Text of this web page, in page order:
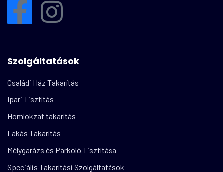
Szolgáltatások
Családi Ház Takarítás
Ipari Tisztítás
Homlokzat takarítás
Lakás Takarítás
Mélygarázs és Parkoló Tisztítása
Speciális Takarítási Szolgáltatások